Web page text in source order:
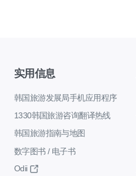
实用信息
韩国旅游发展局手机应用程序
1330韩国旅游咨询翻译热线
韩国旅游指南与地图
数字图书 / 电子书
Odii